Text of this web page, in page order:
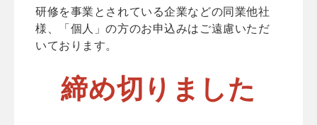
研修を事業とされている企業などの同業他社
様、「個人」の方のお申込みはご遠慮いただ
いております。
締め切りました